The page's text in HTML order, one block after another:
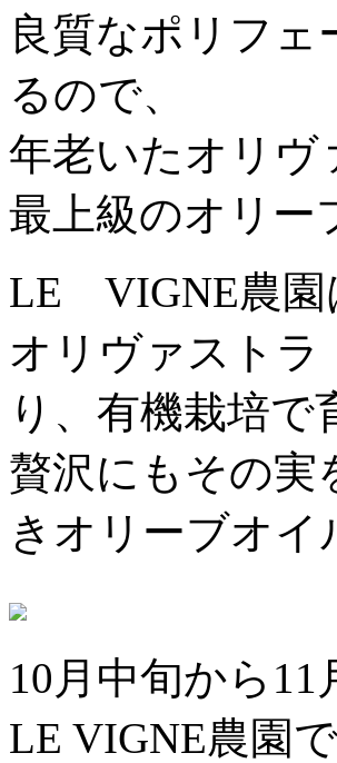
良質なポリフ
るので、
年老いたオリ
最上級のオリー
LE VIGNE農園
オリヴァスト
り、有機栽培で
贅沢にもその実
きオリーブオイ
10月中旬から11
LE VIGNE農園